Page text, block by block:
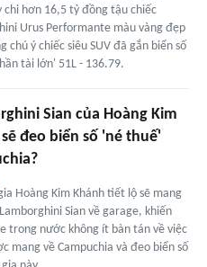
chi hơn 16,5 tỷ đồng tậu chiếc
Urus Performante màu vàng đẹp
chú ý chiếc siêu SUV đã gắn biển số
tài lớn' 51L - 136.79.
Sian của Hoàng Kim
sẽ đeo biển số 'né thuế'
Hoàng Kim Khánh tiết lộ sẽ mang
Sian về garage, khiến
trong nước không ít bàn tán về việc
mang về Campuchia và đeo biển số